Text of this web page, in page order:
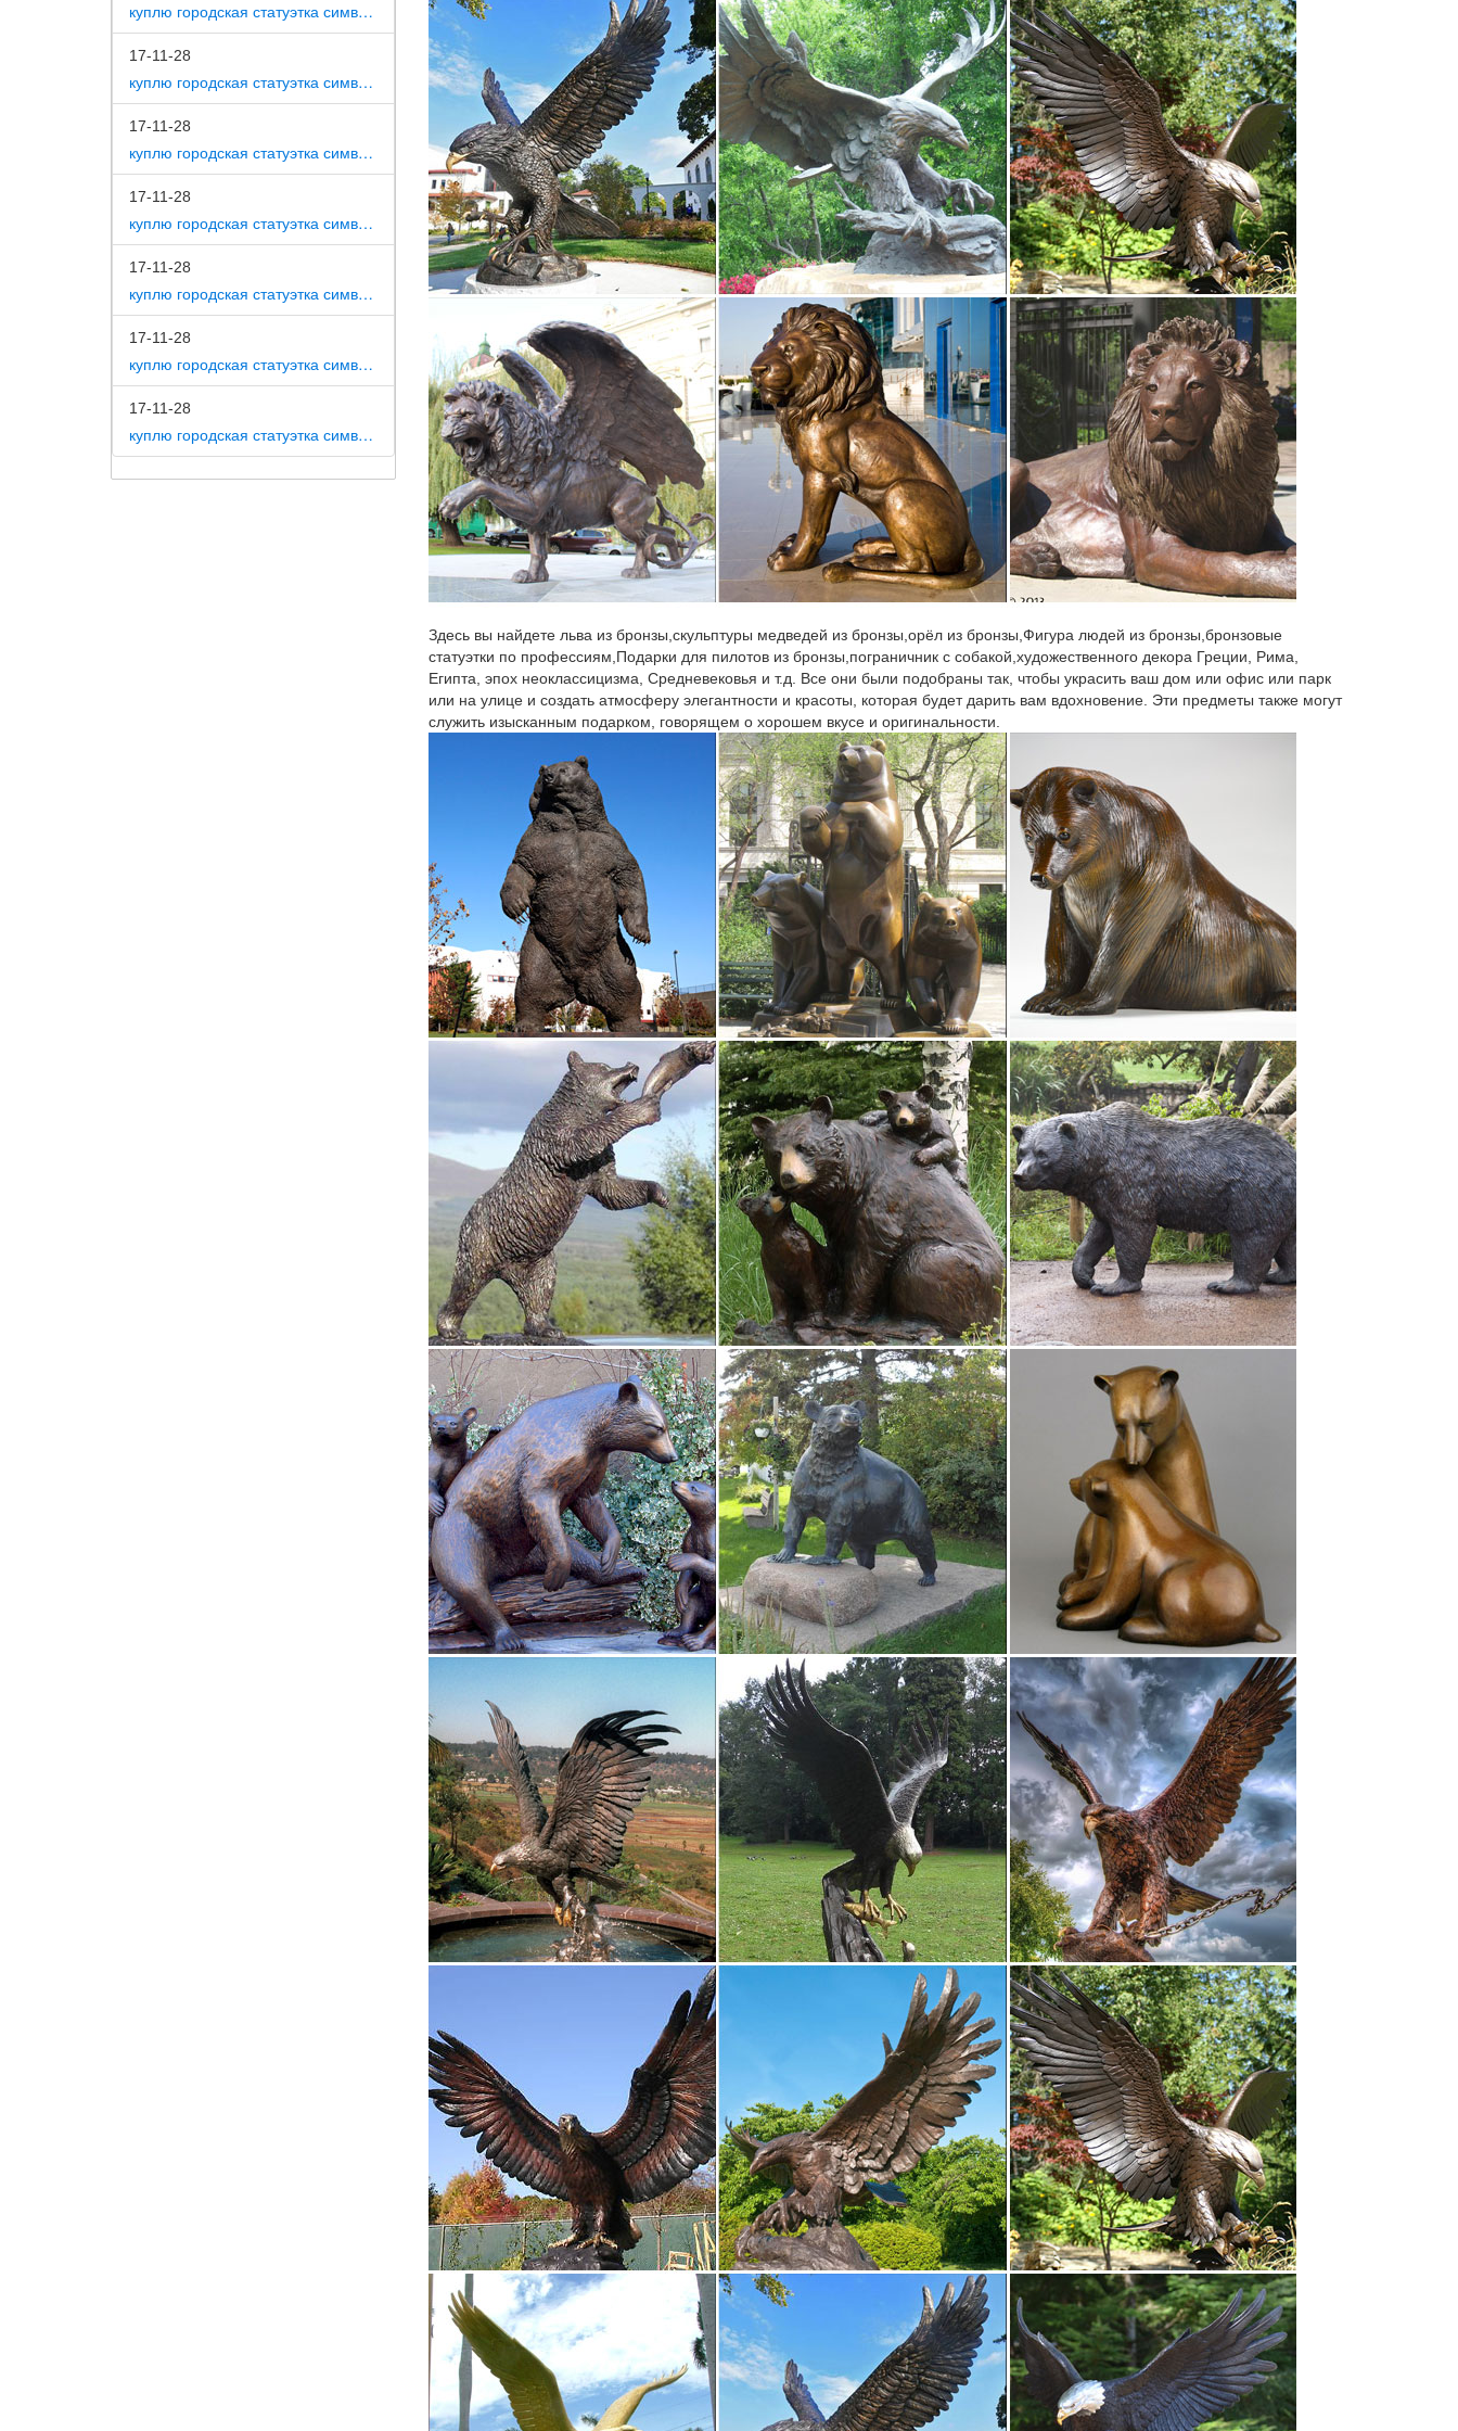
куплю городская статуэтка символ собака как вид изобразительного искусства
17-11-28
куплю городская статуэтка символ собака на постаменте
17-11-28
куплю городская статуэтка символ собака в романской скульптуре
17-11-28
куплю городская статуэтка символ собака в царском селе
17-11-28
куплю городская статуэтка символ собака в движении 7 класс
17-11-28
куплю городская статуэтка символ собака в скульптуре древней греции
17-11-28
куплю городская статуэтка символ собака в школе искусств
Скульптура "Пантера" | Фигурки и статуэтки животных
Скульптуры и статуэтки – купить в интернет-магазине…
Скульптуры и статуэтки. Новинка. Статуэтка. 5 000 руб.Доставка от 35 дней. В корзину. Купить. Новинка. Статуэтка.
Здесь вы найдете льва из бронзы,скульптуры медведей из бронзы,орёл из бронзы,Фигура людей из бронзы,бронзовые
статуэтки по профессиям,Подарки для пилотов из бронзы,пограничник с собакой,художественного декора Греции, Рима,
Египта, эпох неоклассицизма, Средневековья и т.д. Все они были подобраны так, чтобы украсить ваш дом или офис или парк
или на улице и создать атмосферу элегантности и красоты, которая будет дарить вам вдохновение. Эти предметы также могут
служить изысканным подарком, говорящем о хорошем вкусе и оригинальности.